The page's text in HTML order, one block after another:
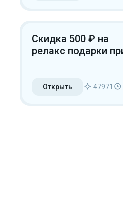
Скидка 500 ₽ на
релакс подарки
Открыть 47971